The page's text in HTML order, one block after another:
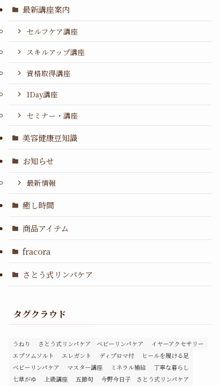
最新講座案内
セルフケア講座
スキルアップ講座
資格取得講座
1Day講座
セミナー・講座
美容健康豆知識
お知らせ
最新情報
癒し時間
商品アイテム
fracora
さとう式リンパケア
タグクラウド
うねり さとう式リンパケア ベビーリンパケア
イヤーアクセサリー
エプソムソルト
エレガント ディプロマ付
ヒールを履ける足
ベビーリンパケア
マスター講座 ミネラル補給
丁寧な暮らし
七草がゆ
上級講座 五節句 今野今日子 さとう式リンパケア